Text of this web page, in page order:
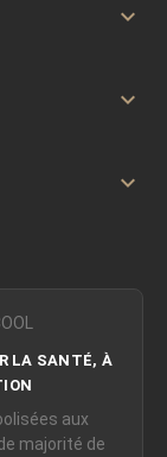



LA SANTÉ, À
aux
majorité de